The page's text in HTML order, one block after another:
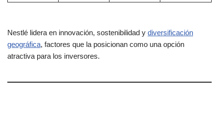
Nestlé lidera en innovación, sostenibilidad y diversificación
geográfica, factores que la posicionan como una opción
atractiva para los inversores.